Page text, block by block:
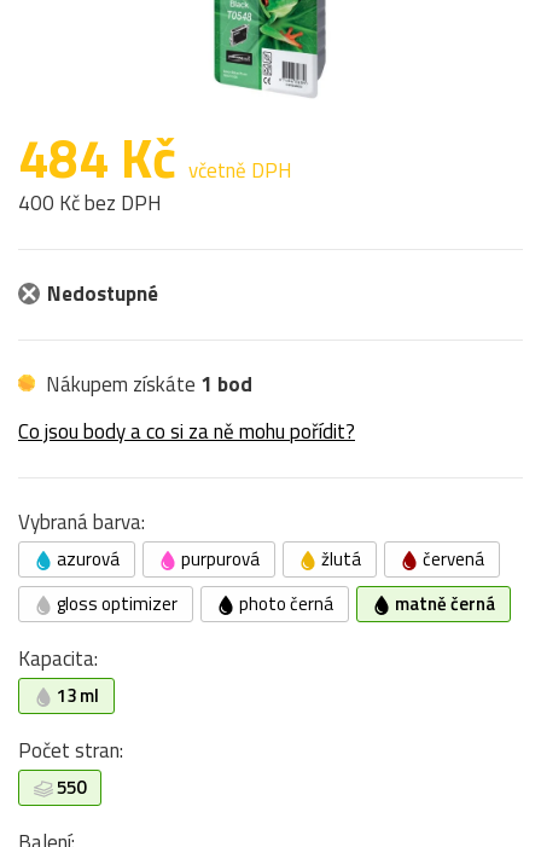
484 Kč včetně DPH
400 Kč bez DPH
Nedostupné
Nákupem získáte 1 bod
Co jsou body a co si za ně mohu pořídit?
Vybraná barva:
azurová purpurová žlutá
červená
gloss optimizer
photo černá matně černá
Kapacita:
13 ml
Počet stran:
550